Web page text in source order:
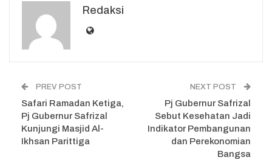
Redaksi
PREV POST
Safari Ramadan Ketiga,
Pj Gubernur Safrizal
Kunjungi Masjid Al-
Ikhsan Parittiga
NEXT POST
Pj Gubernur Safrizal
Sebut Kesehatan Jadi
Indikator Pembangunan
dan Perekonomian
Bangsa